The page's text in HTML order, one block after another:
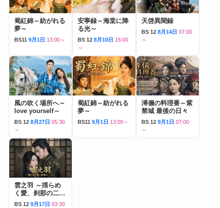
蜀紅錦～紡がれる
夢～
BS11 9月1日 13:00～
安寧録～海棠に降
る光～
BS 12 8月10日 16:00
～
天啓異聞録
BS 12 8月14日 07:00
～
風の吹く場所へ～
love yourself～
BS 12 8月27日 05:30
～
蜀紅錦～紡がれる
夢～
BS11 9月1日 13:00～
溥儀の料理番～紫
禁城 最後の日々
BS 12 9月1日 07:00
～
雲之羽 ～揺らめ
く愛、刹那の二人
～
BS 12 9月17日 03:30